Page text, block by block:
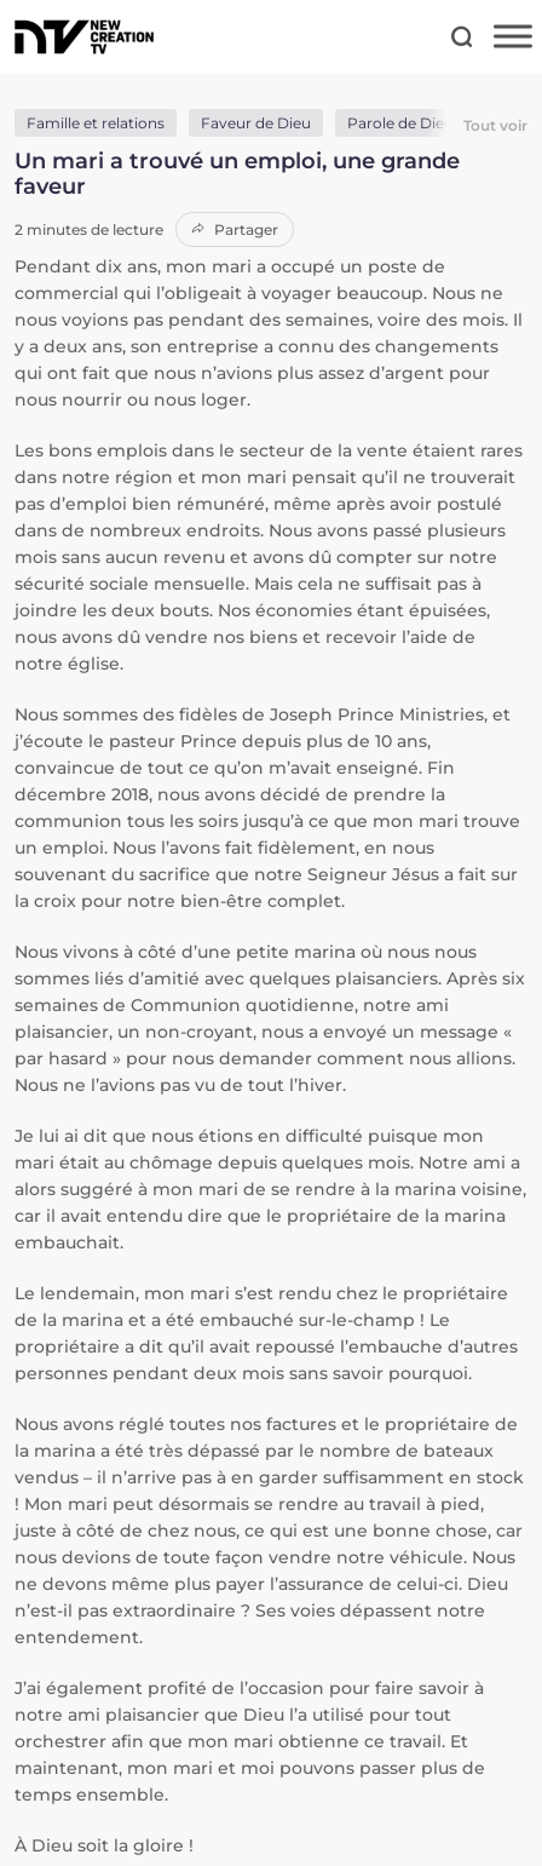
Famille et relations Faveur de Dieu Parole de Dieu Tout voir
Un mari a trouvé un emploi, une grande
faveur
2 minutes de lecture Partager
Pendant dix ans, mon mari a occupé un poste de
commercial qui l’obligeait à voyager beaucoup. Nous ne
nous voyions pas pendant des semaines, voire des mois. Il
y a deux ans, son entreprise a connu des changements
qui ont fait que nous n’avions plus assez d’argent pour
nous nourrir ou nous loger.
Les bons emplois dans le secteur de la vente étaient rares
dans notre région et mon mari pensait qu’il ne trouverait
pas d’emploi bien rémunéré, même après avoir postulé
dans de nombreux endroits. Nous avons passé plusieurs
mois sans aucun revenu et avons dû compter sur notre
sécurité sociale mensuelle. Mais cela ne suffisait pas à
joindre les deux bouts. Nos économies étant épuisées,
nous avons dû vendre nos biens et recevoir l’aide de
notre église.
Nous sommes des fidèles de Joseph Prince Ministries, et
j’écoute le pasteur Prince depuis plus de 10 ans,
convaincue de tout ce qu’on m’avait enseigné. Fin
décembre 2018, nous avons décidé de prendre la
communion tous les soirs jusqu’à ce que mon mari trouve
un emploi. Nous l’avons fait fidèlement, en nous
souvenant du sacrifice que notre Seigneur Jésus a fait sur
la croix pour notre bien-être complet.
Nous vivons à côté d’une petite marina où nous nous
sommes liés d’amitié avec quelques plaisanciers. Après six
semaines de Communion quotidienne, notre ami
plaisancier, un non-croyant, nous a envoyé un message «
par hasard » pour nous demander comment nous allions.
Nous ne l’avions pas vu de tout l’hiver.
Je lui ai dit que nous étions en difficulté puisque mon
mari était au chômage depuis quelques mois. Notre ami a
alors suggéré à mon mari de se rendre à la marina voisine,
car il avait entendu dire que le propriétaire de la marina
embauchait.
Le lendemain, mon mari s’est rendu chez le propriétaire
de la marina et a été embauché sur-le-champ ! Le
propriétaire a dit qu’il avait repoussé l’embauche d’autres
personnes pendant deux mois sans savoir pourquoi.
Nous avons réglé toutes nos factures et le propriétaire de
la marina a été très dépassé par le nombre de bateaux
vendus – il n’arrive pas à en garder suffisamment en stock
! Mon mari peut désormais se rendre au travail à pied,
juste à côté de chez nous, ce qui est une bonne chose, car
nous devions de toute façon vendre notre véhicule. Nous
ne devons même plus payer l’assurance de celui-ci. Dieu
n’est-il pas extraordinaire ? Ses voies dépassent notre
entendement.
J’ai également profité de l’occasion pour faire savoir à
notre ami plaisancier que Dieu l’a utilisé pour tout
orchestrer afin que mon mari obtienne ce travail. Et
maintenant, mon mari et moi pouvons passer plus de
temps ensemble.
À Dieu soit la gloire !